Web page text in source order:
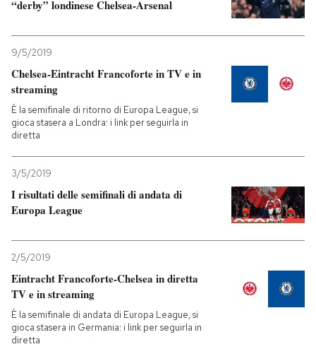
“derby” londinese Chelsea-Arsenal
9/5/2019
Chelsea-Eintracht Francoforte in TV e in
streaming
È la semifinale di ritorno di Europa League, si
gioca stasera a Londra: i link per seguirla in
diretta
3/5/2019
I risultati delle semifinali di andata di
Europa League
2/5/2019
Eintracht Francoforte-Chelsea in diretta
TV e in streaming
È la semifinale di andata di Europa League, si
gioca stasera in Germania: i link per seguirla in
diretta